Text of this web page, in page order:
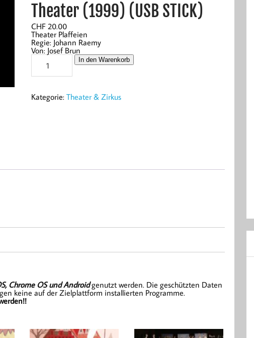
Theater (1999) (USB STICK)
CHF20.00
Theater Plaffeien
Regie: Johann Raemy
Von: Josef Brun
Vier
Froue
und
-
In den Warenkorb
Kategorie: Theater & Zirkus
Chrome OS und Androidgenutzt werden. Die geschützten Daten
keine auf der Zielplattform installierten Programme.